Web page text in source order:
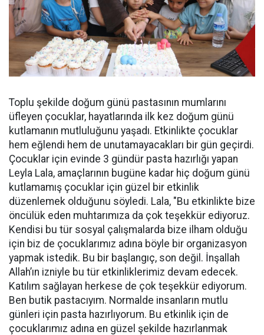
Toplu şekilde doğum günü pastasının mumlarını
üfleyen çocuklar, hayatlarında ilk kez doğum günü
kutlamanın mutluluğunu yaşadı. Etkinlikte çocuklar
hem eğlendi hem de unutamayacakları bir gün geçirdi.
Çocuklar için evinde 3 gündür pasta hazırlığı yapan
Leyla Lala, amaçlarının bugüne kadar hiç doğum günü
kutlamamış çocuklar için güzel bir etkinlik
düzenlemek olduğunu söyledi. Lala, "Bu etkinlikte bize
öncülük eden muhtarımıza da çok teşekkür ediyoruz.
Kendisi bu tür sosyal çalışmalarda bize ilham olduğu
için biz de çocuklarımız adına böyle bir organizasyon
yapmak istedik. Bu bir başlangıç, son değil. İnşallah
Allah’ın izniyle bu tür etkinliklerimiz devam edecek.
Katılım sağlayan herkese de çok teşekkür ediyorum.
Ben butik pastacıyım. Normalde insanların mutlu
günleri için pasta hazırlıyorum. Bu etkinlik için de
çocuklarımız adına en güzel şekilde hazırlanmak